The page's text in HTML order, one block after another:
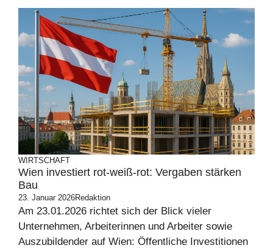
WIRTSCHAFT
Wien investiert rot-weiß-rot: Vergaben stärken
Bau
23. Januar 2026Redaktion
Am 23.01.2026 richtet sich der Blick vieler
Unternehmen, Arbeiterinnen und Arbeiter sowie
Auszubildender auf Wien: Öffentliche Investitionen